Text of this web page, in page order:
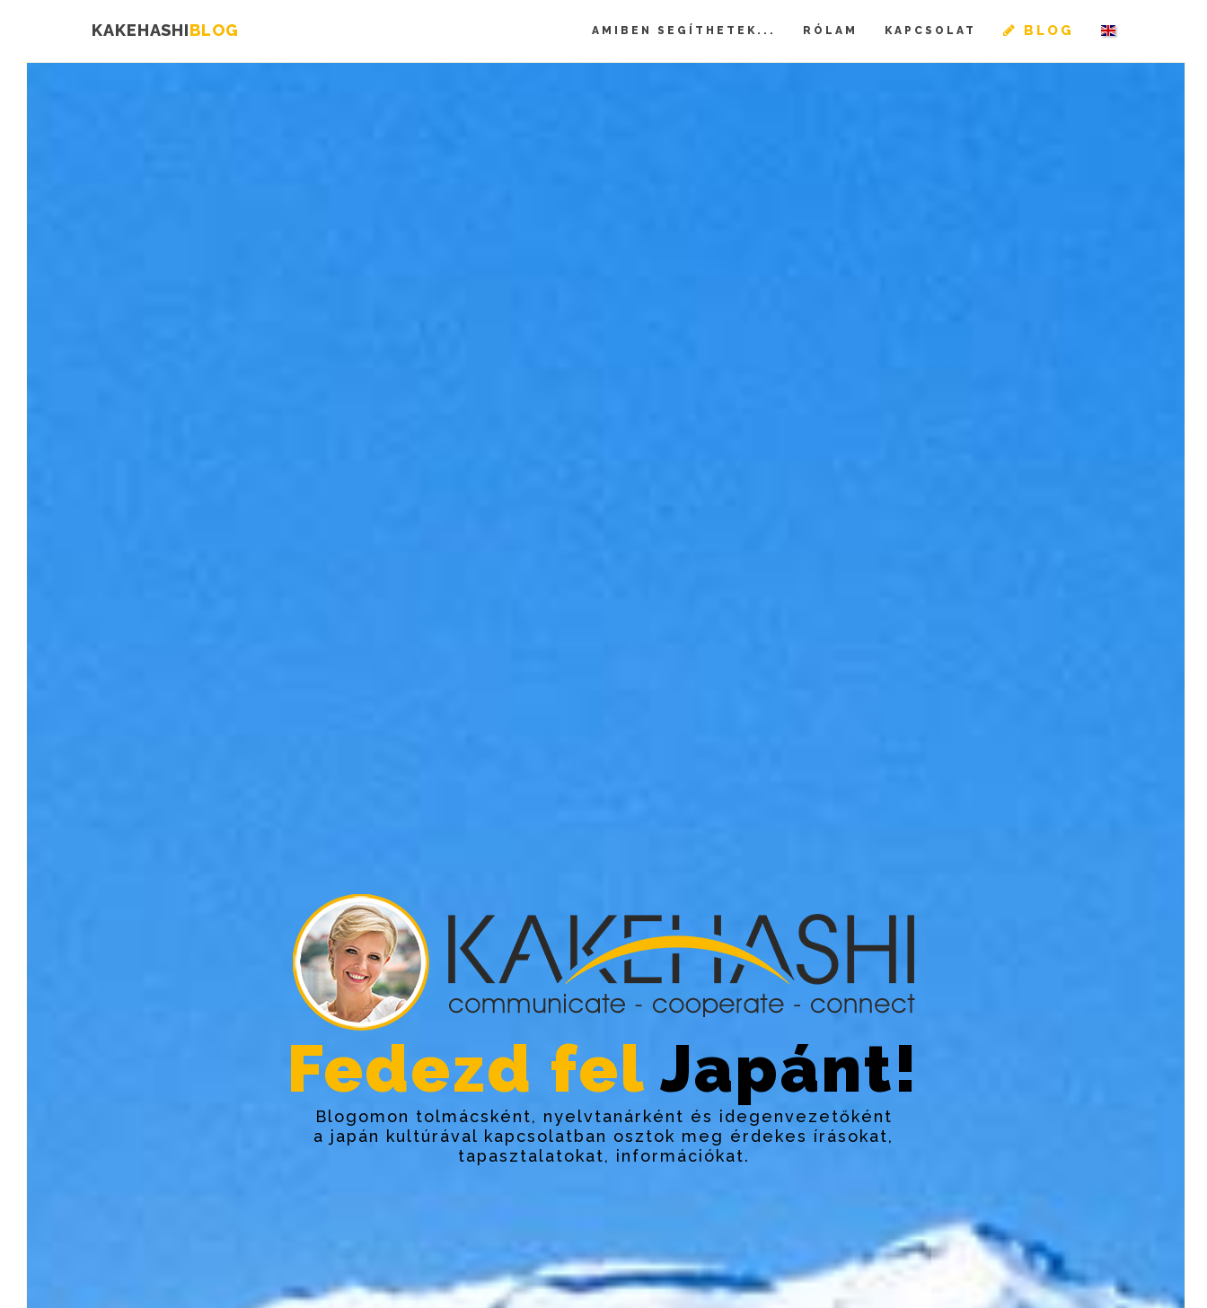
KAKEHASHIBLOG AMIBEN SEGÍTHETEK... RÓLAM KAPCSOLAT BLOG
Fedezd fel Japánt!
Blogomon tolmácsként, nyelvtanárként és idegenvezetőként
a japán kultúrával kapcsolatban osztok meg érdekes írásokat,
tapasztalatokat, információkat.